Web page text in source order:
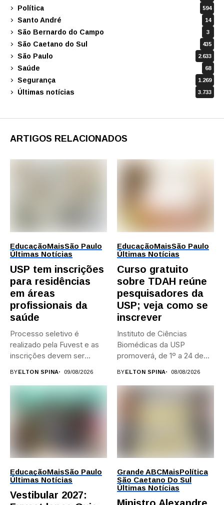
Política 594
Santo André 14
São Bernardo do Campo 3
São Caetano do Sul 435
São Paulo 2.633
Saúde 68
Segurança 1.269
Últimas notícias 3.733
ARTIGOS RELACIONADOS
EducaçãoMaisSão Paulo
Últimas Notícias
USP tem inscrições
para residências
em áreas
profissionais da
saúde
Processo seletivo é
realizado pela Fuvest e as
inscrições devem ser
BYELTON SPINA 09/08/2026
EducaçãoMaisSão Paulo
Últimas Notícias
Curso gratuito
sobre TDAH reúne
pesquisadores da
USP; veja como se
inscrever
Instituto de Ciências
Biomédicas da USP
promoverá, de 1º a 24 de...
BYELTON SPINA 08/08/2026
EducaçãoMaisSão Paulo
Últimas Notícias
Vestibular 2027:
Grande ABCMaisPolítica
São Caetano Do Sul
Últimas Notícias